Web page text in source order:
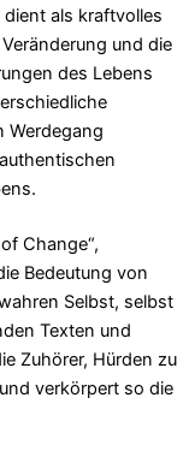
als kraftvolles
und die
des Lebens
Werdegang
Change“,
Bedeutung von
Selbst, selbst
Texten und
Zuhörer, Hürden zu
verkörpert so die